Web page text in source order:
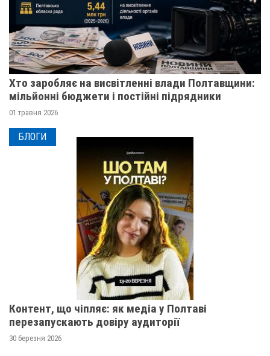
Хто заробляє на висвітленні влади Полтавщини:
мільйонні бюджети і постійні підрядники
01 травня 2026
БЛОГИ
Контент, що чіпляє: як медіа у Полтаві
перезапускають довіру аудиторії
30 березня 2026